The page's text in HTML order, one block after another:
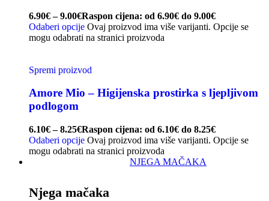
6.90€ – 9.00€Raspon cijena: od 6.90€ do 9.00€
Odaberi opcije Ovaj proizvod ima više varijanti. Opcije se
mogu odabrati na stranici proizvoda
Spremi proizvod
Amore Mio – Higijenska prostirka s ljepljivom
podlogom
6.10€ – 8.25€Raspon cijena: od 6.10€ do 8.25€
Odaberi opcije Ovaj proizvod ima više varijanti. Opcije se
mogu odabrati na stranici proizvoda
NJEGA MAČAKA
Njega mačaka